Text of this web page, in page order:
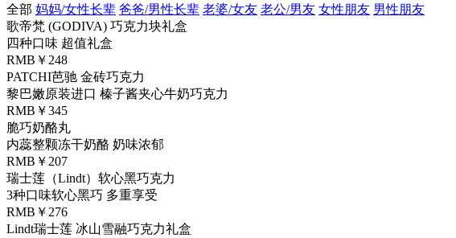
全部 妈妈/女性长辈 爸爸/男性长辈 老婆/女友 老公/男友 女性朋友 男性朋友
歌帝梵 (GODIVA) 巧克力块礼盒
四种口味 超值礼盒
RMB￥248
PATCHI芭驰 金砖巧克力
黎巴嫩原装进口 榛子酱夹心牛奶巧克力
RMB￥345
脆巧奶酪丸
内蕊整颗冻干奶酪 奶味浓郁
RMB￥207
瑞士莲（Lindt）软心黑巧克力
3种口味软心黑巧 多重享受
RMB￥276
Lindt瑞士莲 冰山雪融巧克力礼盒